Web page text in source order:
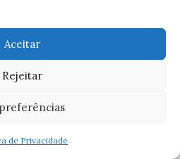
Aceitar
Rejeitar
de Privacidade